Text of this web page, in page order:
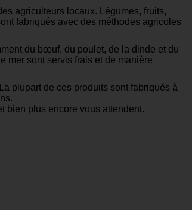
agriculteurs locaux. Légumes, fruits,
fabriqués avec des méthodes agricoles
du bœuf, du poulet, de la dinde et du
mer sont servis frais et de manière
plupart de ces produits sont fabriqués à
bien plus encore vous attendent.